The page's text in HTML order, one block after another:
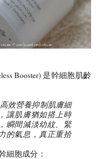
Booster) 是幹細胞肌齡
效營養抑制肌膚細
讓肌膚猶如搭上時
瞬間減淡幼紋、緊
的氣息，真正重拾
細胞成分：